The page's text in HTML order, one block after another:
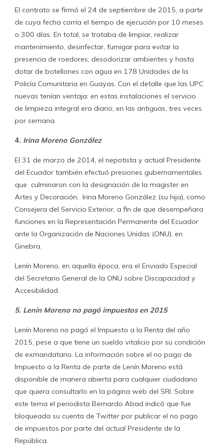
El contrato se firmó el 24 de septiembre de 2015, a partir
de cuya fecha corría el tiempo de ejecución por 10 meses
o 300 días. En total, se trataba de limpiar, realizar
mantenimiento, desinfectar, fumigar para evitar la
presencia de roedores, desodorizar ambientes y hasta
dotar de botellones con agua en 178 Unidades de la
Policía Comunitaria en Guayas. Con el detalle que las UPC
nuevas tenían ventaja: en estas instalaciones el servicio
de limpieza integral era diario; en las antiguas, tres veces
por semana.
4. Irina Moreno González
El 31 de marzo de 2014, el nepotista y actual Presidente
del Ecuador también efectuó presiones gubernamentales
que culminaron con la designación de la magister en
Artes y Decoración, Irina Moreno González (su hija), como
Consejera del Servicio Exterior, a fin de que desempeñara
funciones en la Representación Permanente del Ecuador
ante la Organización de Naciones Unidas (ONU), en
Ginebra.
Lenín Moreno, en aquella época, era el Enviado Especial
del Secretario General de la ONU sobre Discapacidad y
Accesibilidad.
5. Lenín Moreno no pagó impuestos en 2015
Lenín Moreno no pagó el Impuesto a la Renta del año
2015, pese a que tiene un sueldo vitalicio por su condición
de exmandatario. La información sobre el no pago de
Impuesto a la Renta de parte de Lenín Moreno está
disponible de manera abierta para cualquier ciudadano
que quiera consultarlo en la página web del SRI. Sobre
este tema el periodista Bernardo Abad indicó que fue
bloqueada su cuenta de Twitter por publicar el no pago
de impuestos por parte del actual Presidente de la
República.